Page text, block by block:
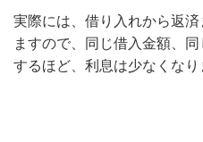
実際には、借り入れから返
ますので、同じ借入金額、
するほど、利息は少なくなり